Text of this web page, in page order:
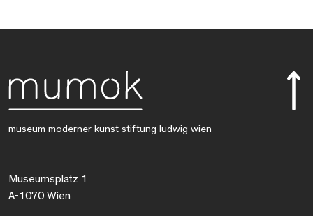
museum moderner kunst stiftung ludwig wien
Museumsplatz 1
A-1070 Wien